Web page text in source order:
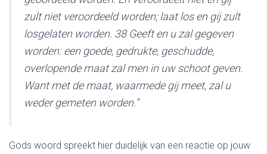
zult niet veroordeeld worden; laat los en gij zult
losgelaten worden. 38 Geeft en u zal gegeven
worden: een goede, gedrukte, geschudde,
overlopende maat zal men in uw schoot geven.
Want met de maat, waarmede gij meet, zal u
weder gemeten worden.”
Gods woord spreekt hier duidelijk van een reactie op jouw